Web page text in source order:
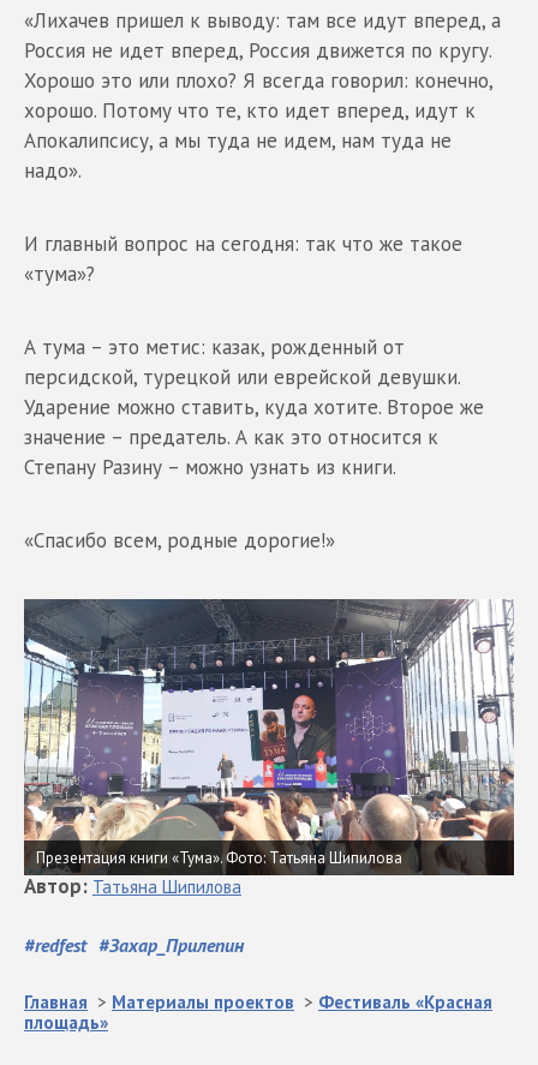
«Лихачев пришел к выводу: там все идут вперед, а
Россия не идет вперед, Россия движется по кругу.
Хорошо это или плохо? Я всегда говорил: конечно,
хорошо. Потому что те, кто идет вперед, идут к
Апокалипсису, а мы туда не идем, нам туда не
надо».
И главный вопрос на сегодня: так что же такое
«тума»?
А тума – это метис: казак, рожденный от
персидской, турецкой или еврейской девушки.
Ударение можно ставить, куда хотите. Второе же
значение – предатель. А как это относится к
Степану Разину – можно узнать из книги.
«Спасибо всем, родные дорогие!»
Презентация книги «Тума».Фото: Татьяна Шипилова
#redfest #Захар_Прилепин
Автор: Татьяна Шипилова
Главная > Материалы проектов > Фестиваль «Красная
площадь»